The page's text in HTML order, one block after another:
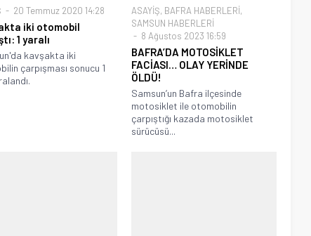
20 Temmuz 2020 14:28
iki otomobil
1 yaralı
kavşakta iki
çarpışması sonucu 1
ASAYİŞ, BAFRA HABERLERİ,
SAMSUN HABERLERİ
8 Ağustos 2023 16:59
BAFRA’DA MOTOSİKLET
FACİASI… OLAY YERİNDE
ÖLDÜ!
Samsun’un Bafra ilçesinde
motosiklet ile otomobilin
çarpıştığı kazada motosiklet
sürücüsü...